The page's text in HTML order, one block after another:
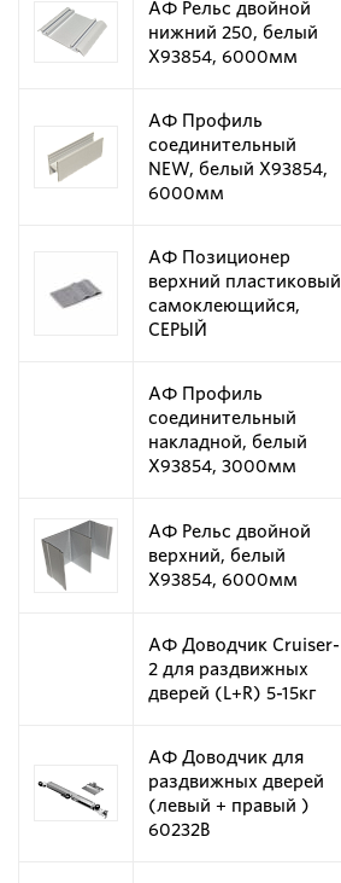
АФ Рельс двойной
нижний 250, белый
X93854, 6000мм
АФ Профиль
соединительный
NEW, белый X93854,
6000мм
АФ Позиционер
верхний пластиковый
самоклеющийся,
СЕРЫЙ
АФ Профиль
соединительный
накладной, белый
X93854, 3000мм
АФ Рельс двойной
верхний, белый
X93854, 6000мм
АФ Доводчик Cruiser-
2 для раздвижных
дверей (L+R) 5-15кг
АФ Доводчик для
раздвижных дверей
(левый + правый )
60232B